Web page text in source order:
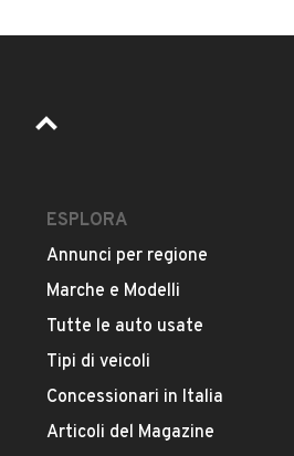
ESPLORA
Annunci per regione
Marche e Modelli
Tutte le auto usate
Tipi di veicoli
Concessionari in Italia
Articoli del Magazine